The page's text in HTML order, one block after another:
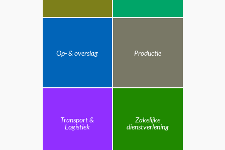
Op- & overslag Productie
Transport &
Logistiek
Zakelijke
dienstverlening